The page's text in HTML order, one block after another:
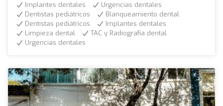
Implantes dentales
Urgencias dentales
Dentistas pediátricos
Blanqueamiento dental
Dentistas pediátricos
Implantes dentales
Limpieza dental
TAC y Radiografía dental
Urgencias dentales